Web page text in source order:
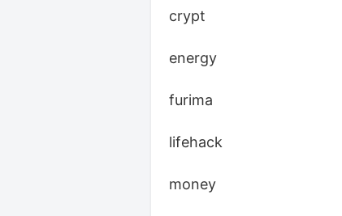
crypt
energy
furima
lifehack
money